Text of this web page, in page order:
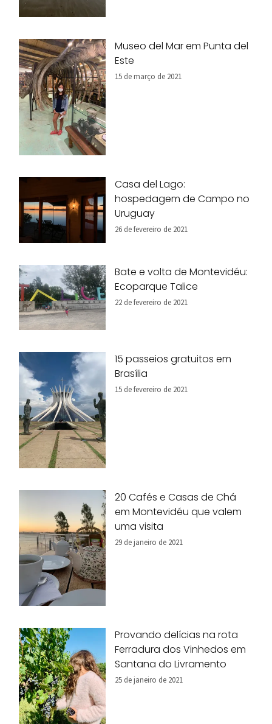
Museo del Mar em Punta del
Este
15 de março de 2021
Casa del Lago:
hospedagem de Campo no
Uruguay
26 de fevereiro de 2021
Bate e volta de Montevidéu:
Ecoparque Talice
22 de fevereiro de 2021
15 passeios gratuitos em
Brasília
15 de fevereiro de 2021
20 Cafés e Casas de Chá
em Montevidéu que valem
uma visita
29 de janeiro de 2021
Provando delícias na rota
Ferradura dos Vinhedos em
Santana do Livramento
25 de janeiro de 2021